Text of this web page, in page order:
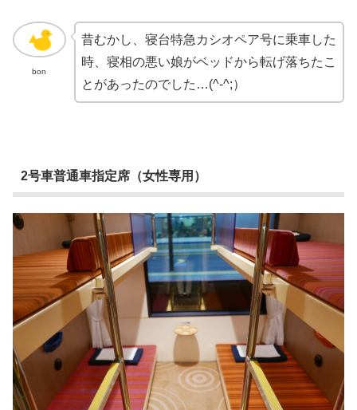
bon
昔むかし、寝台特急カシオペア号に乗車した
時、寝相の悪い娘がベッドから転げ落ちたこ
とがあったのでした…(^-^;）
2号車普通車指定席（女性専用）